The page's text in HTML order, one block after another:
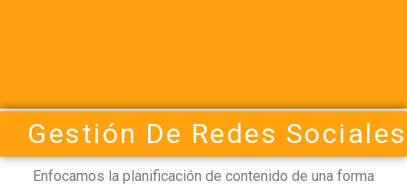
Gestión De Redes Sociales
Enfocamos la planificación de contenido de una forma